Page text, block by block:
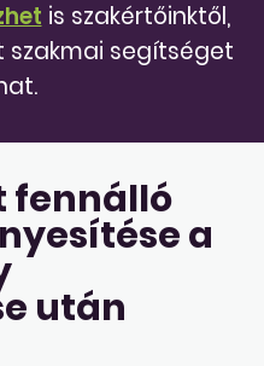
is szakértőinktől,
szakmai segítséget
fennálló
a
után